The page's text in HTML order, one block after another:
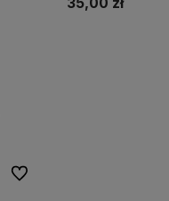
35,00 zł
Do ulubionych